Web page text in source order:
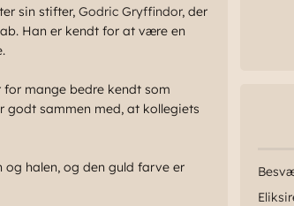
sin stifter, Godric Gryffindor, der
Han er kendt for at være en
for mange bedre kendt som
godt sammen med, at kollegiets
og halen, og den guld farve er